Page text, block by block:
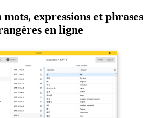
mots, expressions et phrases
en ligne